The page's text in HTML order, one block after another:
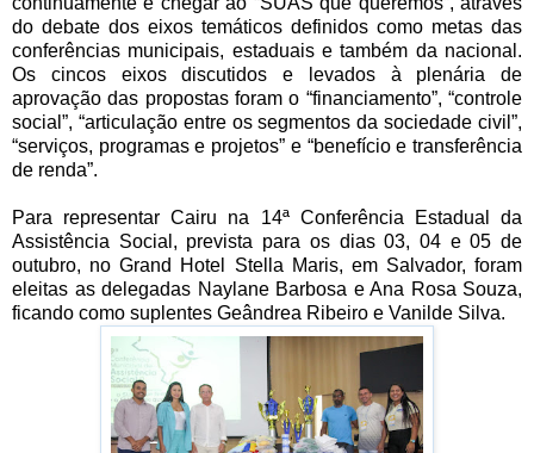
do debate dos eixos temáticos definidos como metas das
conferências municipais, estaduais e também da nacional.
Os cincos eixos discutidos e levados à plenária de
aprovação das propostas foram o “financiamento”, “controle
social”, “articulação entre os segmentos da sociedade civil”,
“serviços, programas e projetos” e “benefício e transferência
de renda”.
Para representar Cairu na 14ª Conferência Estadual da
Assistência Social, prevista para os dias 03, 04 e 05 de
outubro, no Grand Hotel Stella Maris, em Salvador, foram
eleitas as delegadas Naylane Barbosa e Ana Rosa Souza,
ficando como suplentes Geândrea Ribeiro e Vanilde Silva.